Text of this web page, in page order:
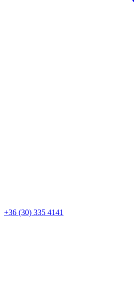
+36 (30) 335 4141